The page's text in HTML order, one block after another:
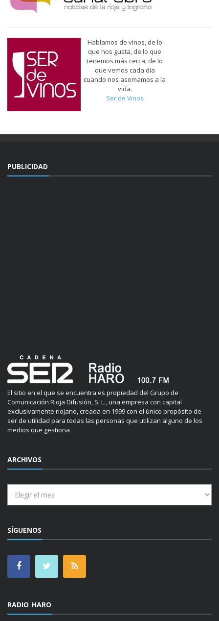
Hablamos de vinos, de lo
que nos gusta, de lo que
tenemos más cerca, de lo
que vemos cada día
cuando nos asomamos a la
vida.
PUBLICIDAD
El sitio en el que se encuentra es propiedad del Grupo de
Comunicación Rioja Difusión, S. L., una empresa con capital
exclusivamente riojano, creada en 1999 con el único propósito de
ser de utilidad para todas las personas que utilizan alguno de los
ARCHIVOS
Archivos
SÍGUENOS
RADIO HARO